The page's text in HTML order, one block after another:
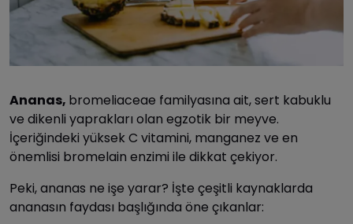
Ananas, bromeliaceae familyasına ait, sert kabuklu
ve dikenli yaprakları olan egzotik bir meyve.
İçeriğindeki yüksek C vitamini, manganez ve en
önemlisi bromelain enzimi ile dikkat çekiyor.
Peki, ananas ne işe yarar? İşte çeşitli kaynaklarda
ananasın faydası başlığında öne çıkanlar: